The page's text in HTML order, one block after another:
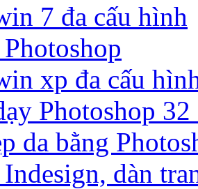
7 đa cấu hình
xp đa cấu
Photoshop
da bằng
dàn